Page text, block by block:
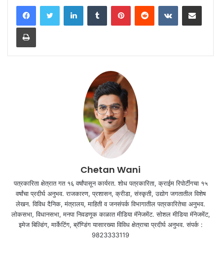
LinkedInTumblr PinterestReddit VKontakteShare via Email
Print
Chetan Wani
पत्रकारिता क्षेत्रात गत १६ वर्षांपासून कार्यरत. शोध पत्रकारिता, क्राईम रिपोर्टींगचा १५
वर्षांचा प्रदीर्घ अनुभव. राजकारण, प्रशासन, क्रीडा, संस्कृती, उद्योग जगतातील विशेष
लेखन. विविध दैनिक, मंत्रालय, माहिती व जनसंपर्क विभागातील पत्रकारितेचा अनुभव.
लोकसभा, विधानसभा, मनपा निवडणूक काळात मीडिया मॅनेजमेंट. सोशल मीडिया मॅनेजमेंट,
इमेज बिल्डिंग, मार्केटिंग, ब्रॅण्डिंग यासारख्या विविध क्षेत्राचा प्रदीर्घ अनुभव. संपर्क :
9823333119